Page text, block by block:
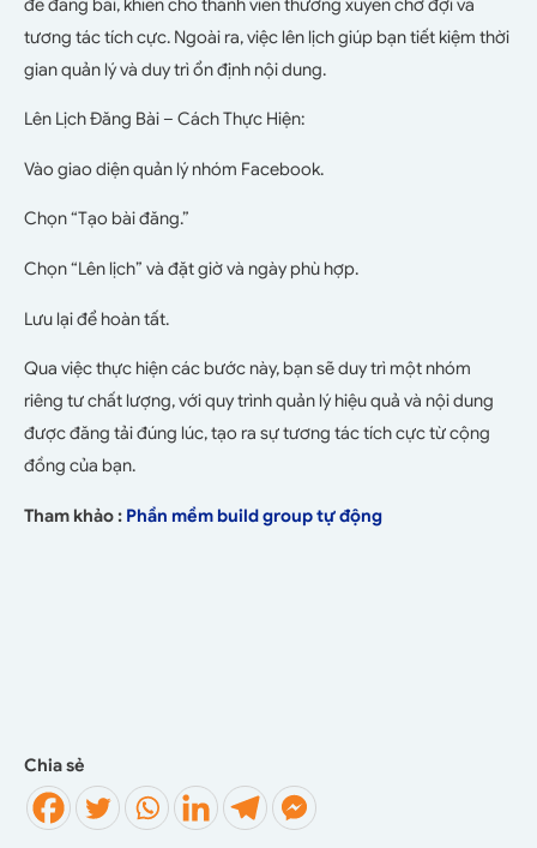
để đăng bài, khiến cho thành viên thường xuyên chờ đợi và
tương tác tích cực. Ngoài ra, việc lên lịch giúp bạn tiết kiệm thời
gian quản lý và duy trì ổn định nội dung.
Lên Lịch Đăng Bài – Cách Thực Hiện:
Vào giao diện quản lý nhóm Facebook.
Chọn “Tạo bài đăng.”
Chọn “Lên lịch” và đặt giờ và ngày phù hợp.
Lưu lại để hoàn tất.
Qua việc thực hiện các bước này, bạn sẽ duy trì một nhóm
riêng tư chất lượng, với quy trình quản lý hiệu quả và nội dung
được đăng tải đúng lúc, tạo ra sự tương tác tích cực từ cộng
đồng của bạn.
Tham khảo : Phần mềm build group tự động
Chia sẻ